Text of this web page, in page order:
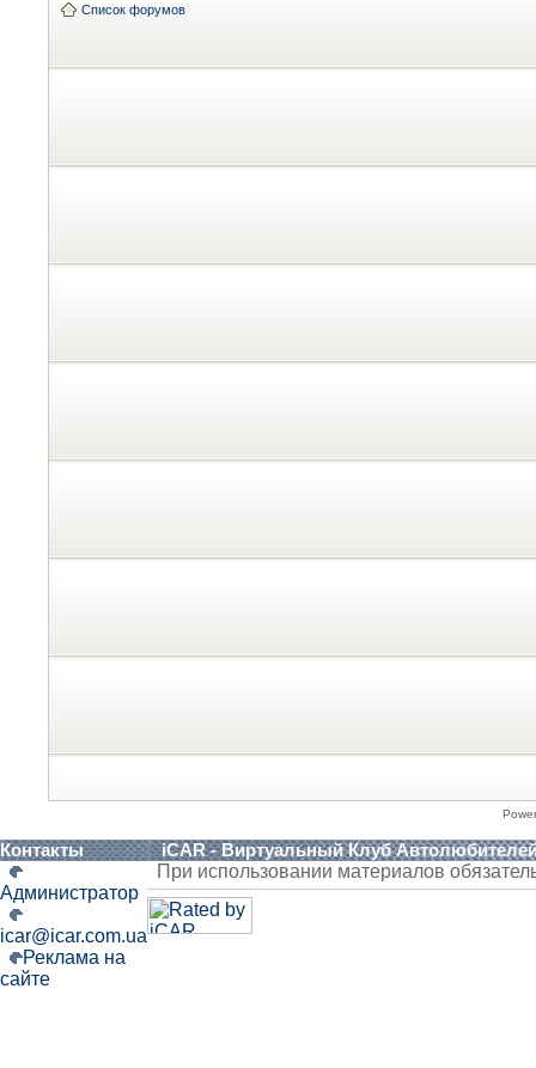
Список форумов
Контакты iCAR - Виртуальный Клуб
Администратор
icar@icar.com.ua
Реклама на
сайте
При использовании материалов